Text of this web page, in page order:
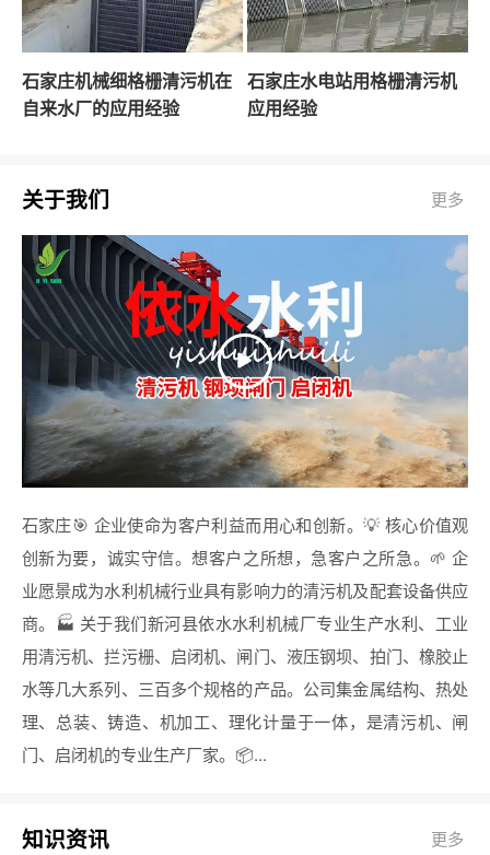
石家庄机械细格栅清污机在
自来水厂的应用经验
石家庄水电站用格栅清污机
应用经验
关于我们 更多
石家庄🎯 企业使命为客户利益而用心和创新。💡 核心价值观
创新为要，诚实守信。想客户之所想，急客户之所急。🌱 企
业愿景成为水利机械行业具有影响力的清污机及配套设备供应
商。🏭 关于我们新河县依水水利机械厂专业生产水利、工业
用清污机、拦污栅、启闭机、闸门、液压钢坝、拍门、橡胶止
水等几大系列、三百多个规格的产品。公司集金属结构、热处
理、总装、铸造、机加工、理化计量于一体，是清污机、闸
门、启闭机的专业生产厂家。📦...
知识资讯 更多